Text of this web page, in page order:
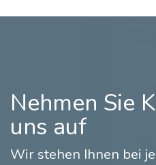
Nehmen Sie
uns auf
Wir stehen Ihnen bei